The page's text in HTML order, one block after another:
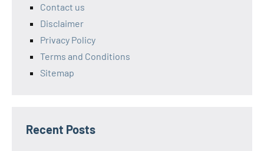
Contact us
Disclaimer
Privacy Policy
Terms and Conditions
Sitemap
Recent Posts